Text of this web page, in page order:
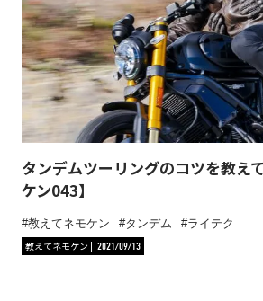
タンデムツーリングのコツを教え
ケン043】
教えてネモケン タンデム
ライテク
教えてネモケン
2021/09/13